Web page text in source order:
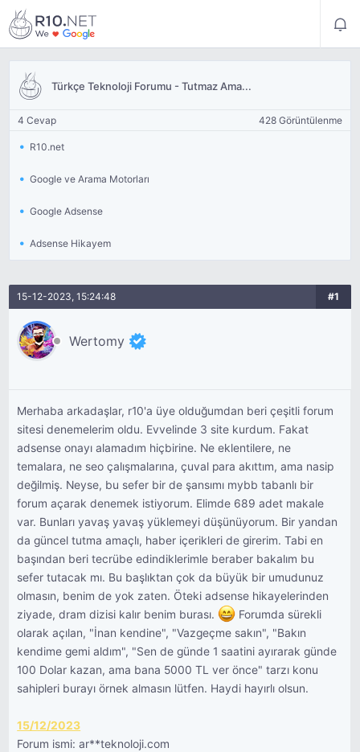
Türkçe Teknoloji Forumu - Tutmaz Ama...
4 Cevap 428 Görüntülenme
R10.net
Google ve Arama Motorları
Google Adsense
Adsense Hikayem
15-12-2023, 15:24:48 #1
Wertomy
Merhaba arkadaşlar, r10'a üye olduğumdan beri çeşitli forum
sitesi denemelerim oldu. Evvelinde 3 site kurdum. Fakat
adsense onayı alamadım hiçbirine. Ne eklentilere, ne
temalara, ne seo çalışmalarına, çuval para akıttım, ama nasip
değilmiş. Neyse, bu sefer bir de şansımı mybb tabanlı bir
forum açarak denemek istiyorum. Elimde 689 adet makale
var. Bunları yavaş yavaş yüklemeyi düşünüyorum. Bir yandan
da güncel tutma amaçlı, haber içerikleri de girerim. Tabi en
başından beri tecrübe edindiklerimle beraber bakalım bu
sefer tutacak mı. Bu başlıktan çok da büyük bir umudunuz
olmasın, benim de yok zaten. Öteki adsense hikayelerinden
ziyade, dram dizisi kalır benim burası.
Forumda sürekli
olarak açılan, "İnan kendine", "Vazgeçme sakın", "Bakın
kendime gemi aldım", "Sen de günde 1 saatini ayırarak günde
100 Dolar kazan, ama bana 5000 TL ver önce" tarzı konu
sahipleri burayı örnek almasın lütfen. Haydi hayırlı olsun.
15/12/2023
Forum ismi: ar**teknoloji.com